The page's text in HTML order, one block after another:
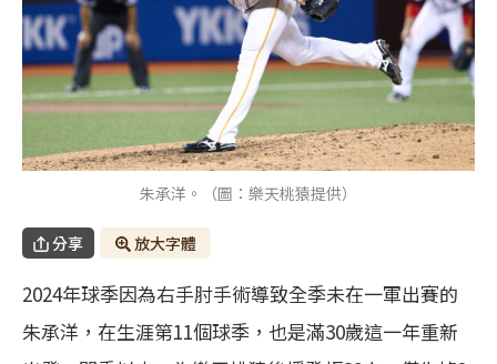
朱承洋。（圖：樂天桃猿提供）
分享 放大字體
2024年球季因為右手肘手術導致全季未在一軍出賽的
朱承洋，在生涯第11個球季，也是滿30歲這一年重新